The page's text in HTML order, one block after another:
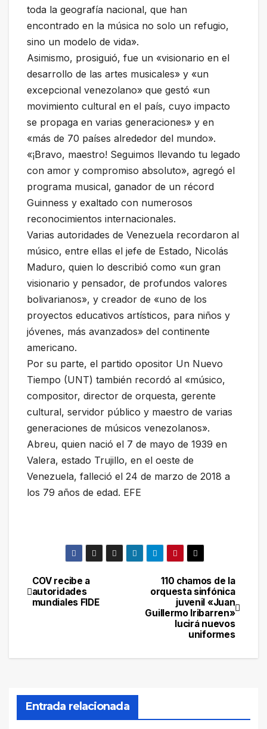
toda la geografía nacional, que han
encontrado en la música no solo un refugio,
sino un modelo de vida».
Asimismo, prosiguió, fue un «visionario en el
desarrollo de las artes musicales» y «un
excepcional venezolano» que gestó «un
movimiento cultural en el país, cuyo impacto
se propaga en varias generaciones» y en
«más de 70 países alrededor del mundo».
«¡Bravo, maestro! Seguimos llevando tu legado
con amor y compromiso absoluto», agregó el
programa musical, ganador de un récord
Guinness y exaltado con numerosos
reconocimientos internacionales.
Varias autoridades de Venezuela recordaron al
músico, entre ellas el jefe de Estado, Nicolás
Maduro, quien lo describió como «un gran
visionario y pensador, de profundos valores
bolivarianos», y creador de «uno de los
proyectos educativos artísticos, para niños y
jóvenes, más avanzados» del continente
americano.
Por su parte, el partido opositor Un Nuevo
Tiempo (UNT) también recordó al «músico,
compositor, director de orquesta, gerente
cultural, servidor público y maestro de varias
generaciones de músicos venezolanos».
Abreu, quien nació el 7 de mayo de 1939 en
Valera, estado Trujillo, en el oeste de
Venezuela, falleció el 24 de marzo de 2018 a
los 79 años de edad. EFE
Navegación
de
110 chamos de la
orquesta sinfónica
juvenil «Juan
Guillermo Iribarren»
lucirá nuevos
uniformes
COV recibe a
autoridades
mundiales FIDE
Entrada relacionada